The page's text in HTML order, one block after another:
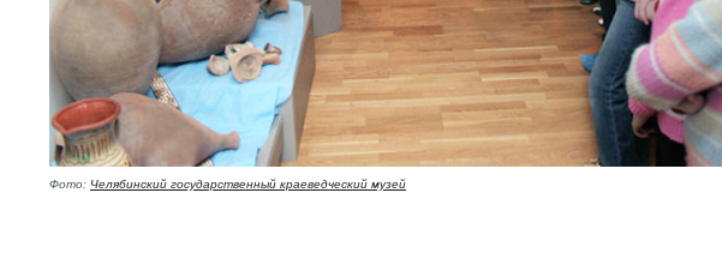
Фото: Челябинский государственный краеведческий музей